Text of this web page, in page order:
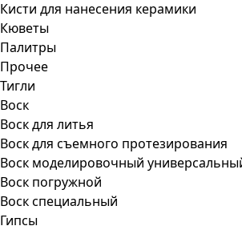
Кисти для нанесения керамики
Кюветы
Палитры
Прочее
Тигли
Воск
Воск для литья
Воск для съемного протезирования
Воск моделировочный
Воск погружной
Воск специальный
Гипсы